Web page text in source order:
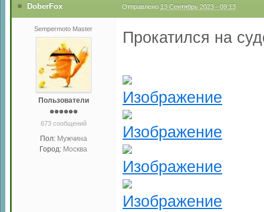
DoberFox Отправлено 13 Сентябрь 2023 - 09:13
Sempermoto Master
Пользователи
673 сообщений
Пол: Мужчина
Город: Москва
Прокатился на